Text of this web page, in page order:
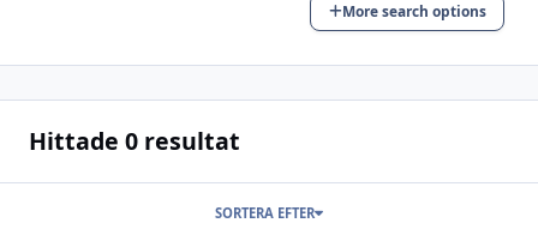
More search options
Hittade 0 resultat
SORTERA EFTER